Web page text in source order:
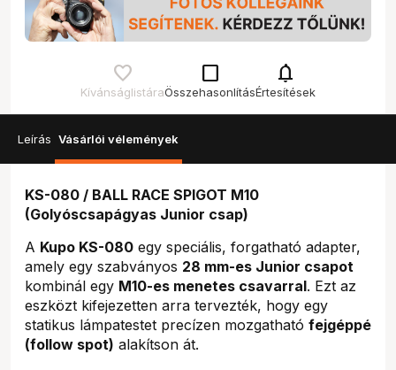
Kívánságlistára
check_box_outline_blank
Összehasonlítás
notifications
Értesítések
Leírás Vásárlói vélemények
KS-080 / BALL RACE SPIGOT M10
(Golyóscsapágyas Junior csap)
A Kupo KS-080 egy speciális, forgatható adapter,
amely egy szabványos 28 mm-es Junior csapot
kombinál egy M10-es menetes csavarral. Ezt az
eszközt kifejezetten arra tervezték, hogy egy
statikus lámpatestet precízen mozgatható fejgéppé
(follow spot) alakítson át.